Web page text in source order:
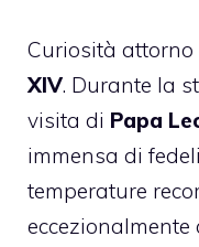
Curiosità attorno
XIV. Durante la
visita di Papa
immensa di
temperature